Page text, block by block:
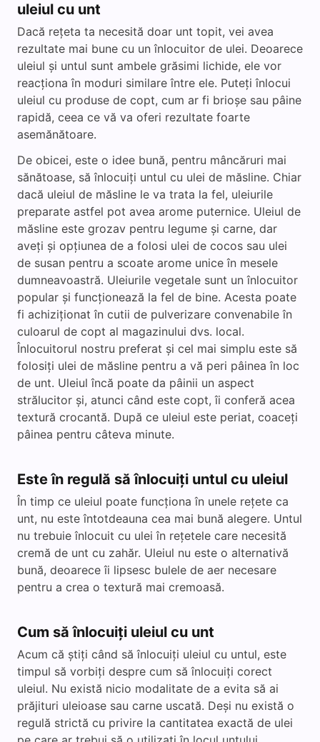
uleiul cu unt
Dacă rețeta ta necesită doar unt topit, vei avea
rezultate mai bune cu un înlocuitor de ulei. Deoarece
uleiul și untul sunt ambele grăsimi lichide, ele vor
reacționa în moduri similare între ele. Puteți înlocui
uleiul cu produse de copt, cum ar fi brioșe sau pâine
rapidă, ceea ce vă va oferi rezultate foarte
asemănătoare.
De obicei, este o idee bună, pentru mâncăruri mai
sănătoase, să înlocuiți untul cu ulei de măsline. Chiar
dacă uleiul de măsline le va trata la fel, uleiurile
preparate astfel pot avea arome puternice. Uleiul de
măsline este grozav pentru legume și carne, dar
aveți și opțiunea de a folosi ulei de cocos sau ulei
de susan pentru a scoate arome unice în mesele
dumneavoastră. Uleiurile vegetale sunt un înlocuitor
popular și funcționează la fel de bine. Acesta poate
fi achiziționat în cutii de pulverizare convenabile în
culoarul de copt al magazinului dvs. local.
Înlocuitorul nostru preferat și cel mai simplu este să
folosiți ulei de măsline pentru a vă peri pâinea în loc
de unt. Uleiul încă poate da pâinii un aspect
strălucitor și, atunci când este copt, îi conferă acea
textură crocantă. După ce uleiul este periat, coaceți
pâinea pentru câteva minute.
Este în regulă să înlocuiți untul cu uleiul
În timp ce uleiul poate funcționa în unele rețete ca
unt, nu este întotdeauna cea mai bună alegere. Untul
nu trebuie înlocuit cu ulei în rețetele care necesită
cremă de unt cu zahăr. Uleiul nu este o alternativă
bună, deoarece îi lipsesc bulele de aer necesare
pentru a crea o textură mai cremoasă.
Cum să înlocuiți uleiul cu unt
Acum că știți când să înlocuiți uleiul cu untul, este
timpul să vorbiți despre cum să înlocuiți corect
uleiul. Nu există nicio modalitate de a evita să ai
prăjituri uleioase sau carne uscată. Deși nu există o
regulă strictă cu privire la cantitatea exactă de ulei